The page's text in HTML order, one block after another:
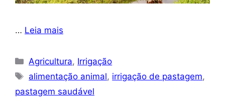
… Leia mais
Categorias
Agricultura, Irrigação
Tags
alimentação animal, irrigação de pastagem,
pastagem saudável